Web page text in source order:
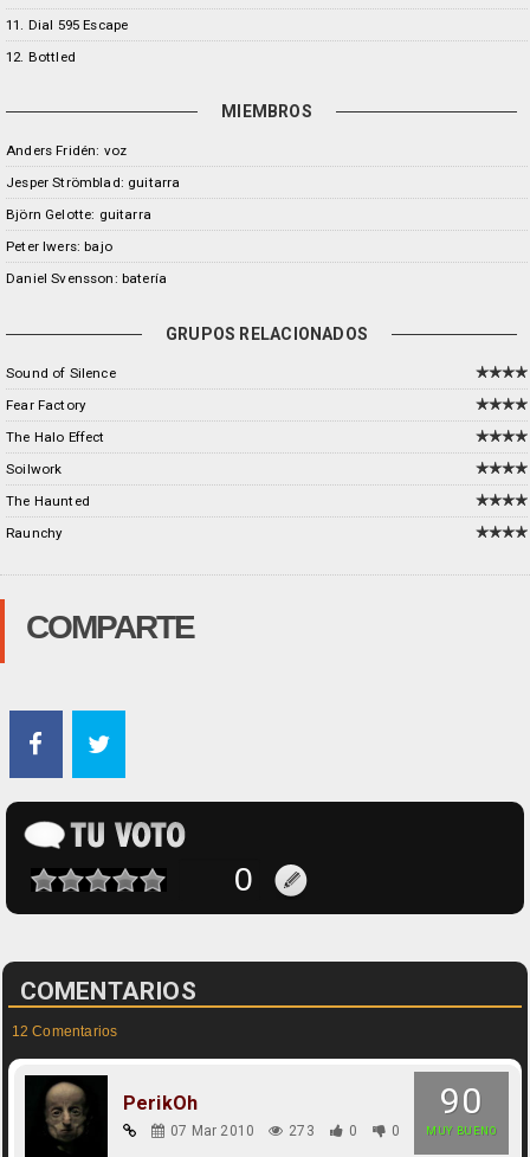
11. Dial 595 Escape
12. Bottled
MIEMBROS
Anders Fridén: voz
Jesper Strömblad: guitarra
Björn Gelotte: guitarra
Peter Iwers: bajo
Daniel Svensson: batería
GRUPOS RELACIONADOS
Sound of Silence
Fear Factory
The Halo Effect
Soilwork
The Haunted
Raunchy
COMPARTE
COMENTARIOS
12 Comentarios
90
MUY BUENO
PerikOh
07 Mar 2010 273 0 0